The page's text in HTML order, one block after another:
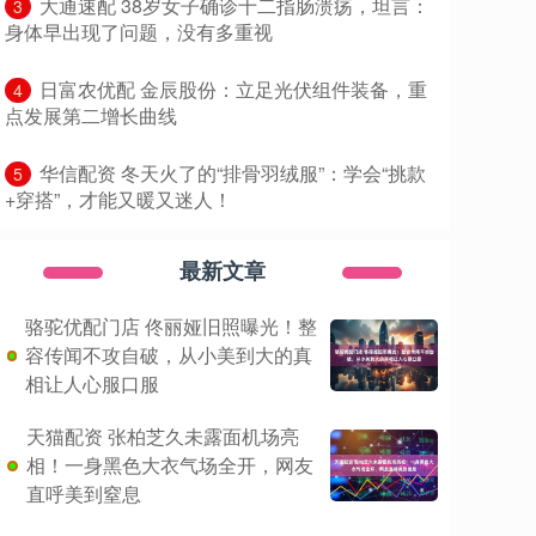
3
身体早出现了问题，没有多重视
4
​日富农优配 金辰股份：立足光伏组件装备，重
点发展第二增长曲线
5
​华信配资 冬天火了的“排骨羽绒服”：学会“挑款
+穿搭”，才能又暖又迷人！
最新文章
骆驼优配门店 佟丽娅旧照曝光！整
容传闻不攻自破，从小美到大的真
相让人心服口服
天猫配资 张柏芝久未露面机场亮
相！一身黑色大衣气场全开，网友
直呼美到窒息